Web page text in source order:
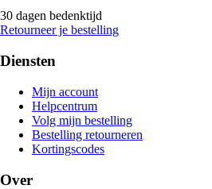
30 dagen bedenktijd
Retourneer je bestelling
Diensten
Mijn account
Helpcentrum
Volg mijn bestelling
Bestelling retourneren
Kortingscodes
Over